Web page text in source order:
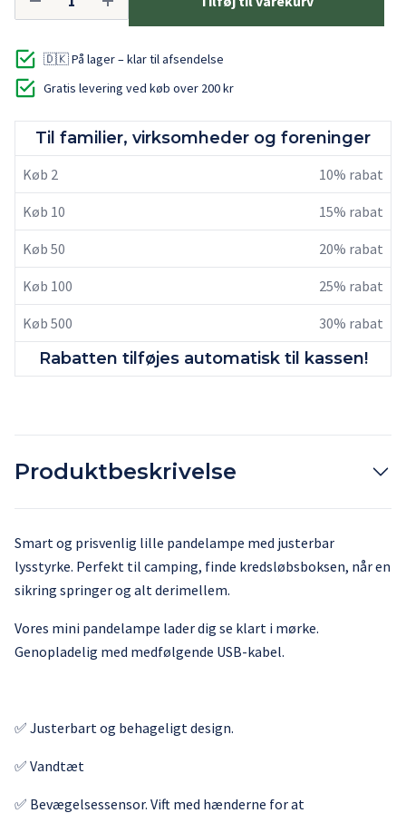
🇩🇰 På lager – klar til afsendelse
Gratis levering ved køb over 200 kr
Til familier, virksomheder og foreninger
Køb 2 10% rabat
Køb 10 15% rabat
Køb 50 20% rabat
Køb 100 25% rabat
Køb 500 30% rabat
Rabatten tilføjes automatisk til kassen!
Produktbeskrivelse
Smart og prisvenlig lille pandelampe med justerbar
lysstyrke. Perfekt til camping, finde kredsløbsboksen, når en
sikring springer og alt derimellem.
Vores mini pandelampe lader dig se klart i mørke.
Genopladelig med medfølgende USB-kabel.
✅ Justerbart og behageligt design.
✅ Vandtæt
✅ Bevægelsessensor. Vift med hænderne for at